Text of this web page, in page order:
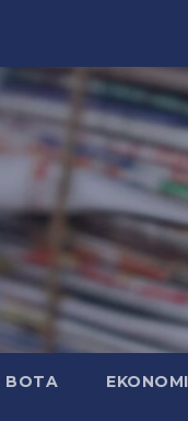
BOTA EKONOMI